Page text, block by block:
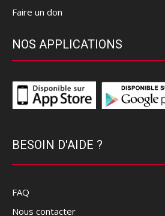
Faire un don
NOS APPLICATIONS
BESOIN D'AIDE ?
FAQ
Nous contacter